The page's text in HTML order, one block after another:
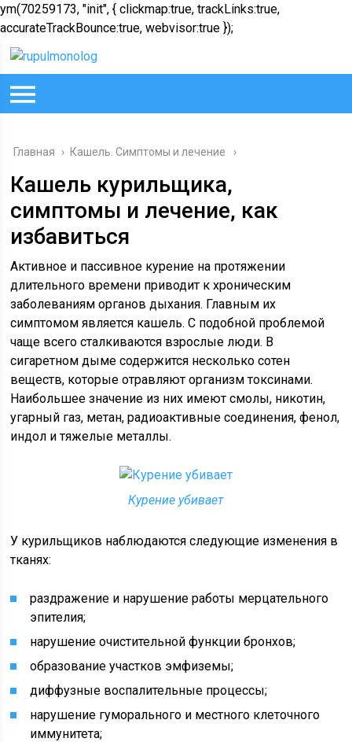
ym(70259173, "init", { clickmap:true, trackLinks:true,
accurateTrackBounce:true, webvisor:true });
Главная › Кашель. Симптомы и лечение
Кашель курильщика,
симптомы и лечение, как
избавиться
Активное и пассивное курение на протяжении
длительного времени приводит к хроническим
заболеваниям органов дыхания. Главным их
симптомом является кашель. С подобной проблемой
чаще всего сталкиваются взрослые люди. В
сигаретном дыме содержится несколько сотен
веществ, которые отравляют организм токсинами.
Наибольшее значение из них имеют смолы, никотин,
угарный газ, метан, радиоактивные соединения, фенол,
индол и тяжелые металлы.
Курение убивает
У курильщиков наблюдаются следующие изменения в
тканях:
раздражение и нарушение работы мерцательного
эпителия;
нарушение очистительной функции бронхов;
образование участков эмфиземы;
диффузные воспалительные процессы;
нарушение гуморального и местного клеточного
иммунитета;